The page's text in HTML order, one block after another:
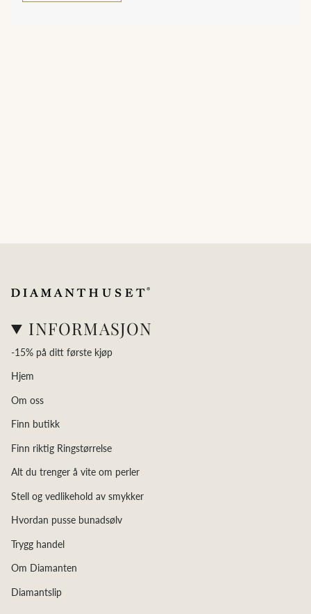
INFORMASJON
-15% på ditt første kjøp
Hjem
Om oss
Finn butikk
Finn riktig Ringstørrelse
Alt du trenger å vite om perler
Stell og vedlikehold av smykker
Hvordan pusse bunadsølv
Trygg handel
Om Diamanten
Diamantslip